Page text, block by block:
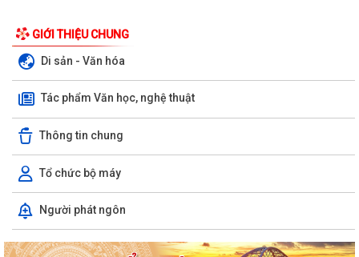
GIỚI THIỆU CHUNG
Di sản - Văn hóa
Tác phẩm Văn học, nghệ thuật
Thông tin chung
Tổ chức bộ máy
Người phát ngôn
Về việc danh mục TTHC đã cung cấp DVCTT và TTHC chưa đủ điều
kiện cung cấp DVCTT trên Cổng Dịch vụ...
Xã Bình Giang tổ chức lấy mẫu ADN tại các phần mộ liệt sĩ chưa xác
định được thông tin
Công khai Nghị Quyết quy định về lệ phí đăng ký kinh doanh trên địa